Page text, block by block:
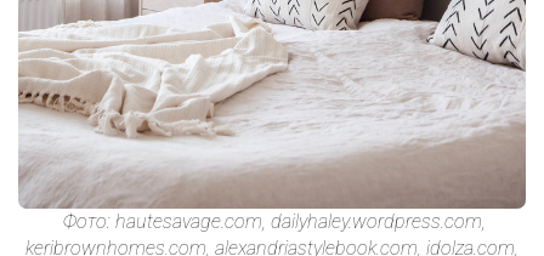
Фото: hautesavage.com, dailyhaley.wordpress.com,
keribrownhomes.com, alexandriastylebook.com, idolza.com,